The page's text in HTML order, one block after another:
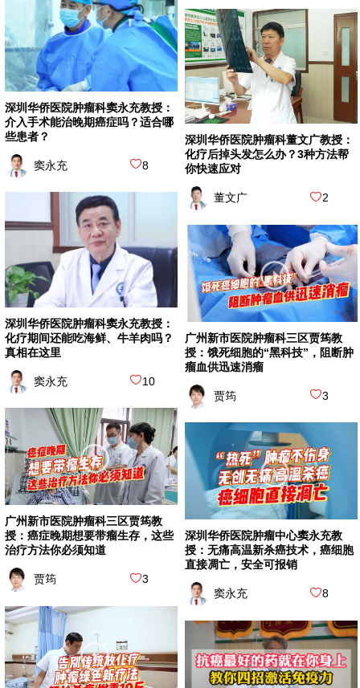
深圳华侨医院肿瘤科窦永充教授：
介入手术能治晚期癌症吗？适合哪
些患者？
窦永充 8
深圳华侨医院肿瘤科窦永充教授：
化疗期间还能吃海鲜、牛羊肉吗？
真相在这里
窦永充 10
广州新市医院肿瘤科三区贾筠教
授：癌症晚期想要带瘤生存，这些
治疗方法你必须知道
贾筠 3
深圳华侨医院肿瘤科董文广教授：
化疗后掉头发怎么办？3种方法帮
你快速应对
董文广 2
广州新市医院肿瘤科三区贾筠教
授：饿死细胞的“黑科技”，阻断肿
瘤血供迅速消瘤
贾筠 3
深圳华侨医院肿瘤中心窦永充教
授：无痛高温新杀癌技术，癌细胞
直接凋亡，安全可报销
窦永充 8